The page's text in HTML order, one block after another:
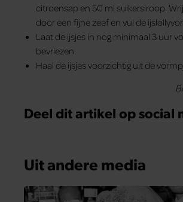
citroensap en 50 ml suikersiroop.
door een fijne zeef en vul de
Laat de ijsjes in nog minimaal 3 uur
bevriezen.
Haal de ijsjes voorzichtig uit de
Deel dit artikel op social
Uit andere media